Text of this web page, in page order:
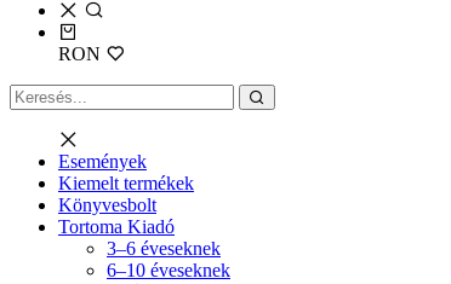
RON
Események
Kiemelt termékek
Könyvesbolt
Tortoma Kiadó
3–6 éveseknek
6–10 éveseknek